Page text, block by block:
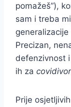
pomažeš”),
sam i treba
generalizacije
Precizan,
defenzivnost
ih za
Prije